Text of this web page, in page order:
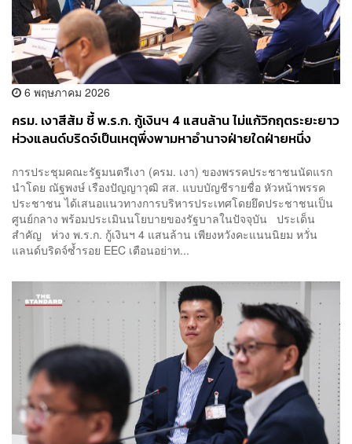
6 พฤษภาคม 2026
ครม. เงาสีส้ม ชี้ พ.ร.ก. กู้เงินฯ 4 แสนล้าน ไม่แก้วิกฤตระยะยาว
ห่วงแลนด์บริดจ์เป็นเหตุพึ่งพามหาอำนาจฝ่ายใดฝ่ายหนึ่ง
การประชุมคณะรัฐมนตรีเงา (ครม. เงา) ของพรรคประชาชนนัดแรก
นำโดย ณัฐพงษ์ เรืองปัญญาวุฒิ สส. แบบบัญชีรายชื่อ หัวหน้าพรรค
ประชาชน ได้เสนอแนวทางการบริหารประเทศโดยยึดประชาชนเป็น
ศูนย์กลาง พร้อมประเมินนโยบายของรัฐบาลในปัจจุบัน ประเด็น
สำคัญ ห่วง พ.ร.ก. กู้เงินฯ 4 แสนล้าน เพียงหวังคะแนนนิยม หวั่น
แลนด์บริดจ์ซ้ำรอย EEC เตือนอย่าท...